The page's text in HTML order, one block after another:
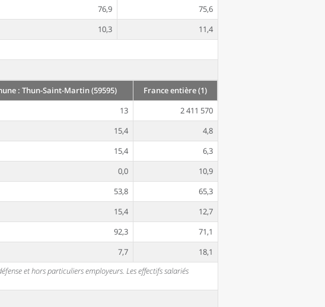
76,9
75,6
10,3
11,4
: Thun-Saint-Martin (59595)
France entière (1)
13
2 411 570
15,4
4,8
15,4
6,3
0,0
10,9
53,8
65,3
15,4
12,7
92,3
71,1
7,7
18,1
et hors particuliers employeurs. Les effectifs salariés